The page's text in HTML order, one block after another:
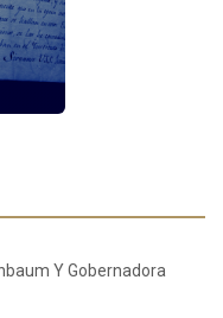
Y Gobernadora